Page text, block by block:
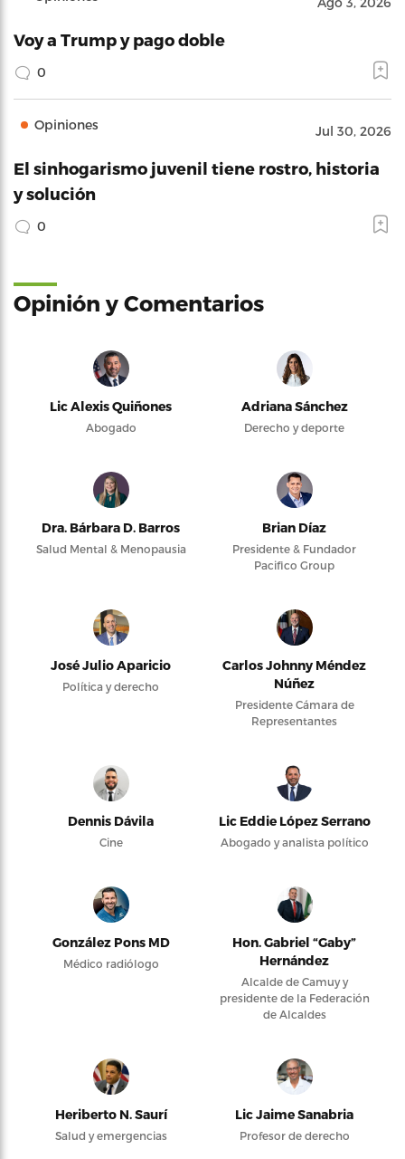
Voy a Trump y pago doble
0
Opiniones Jul 30, 2026
El sinhogarismo juvenil tiene rostro, historia
y solución
0
Opinión y Comentarios
Lic Alexis Quiñones
Abogado
Adriana Sánchez
Derecho y deporte
Dra. Bárbara D. Barros
Salud Mental & Menopausia
Brian Díaz
Presidente & Fundador
Pacifico Group
José Julio Aparicio
Política y derecho
Carlos Johnny Méndez
Núñez
Presidente Cámara de
Representantes
Dennis Dávila
Cine
Lic Eddie López Serrano
Abogado y analista político
González Pons MD
Médico radiólogo
Hon. Gabriel “Gaby”
Hernández
Alcalde de Camuy y
presidente de la Federación
de Alcaldes
Heriberto N. Saurí
Salud y emergencias
Lic Jaime Sanabria
Profesor de derecho